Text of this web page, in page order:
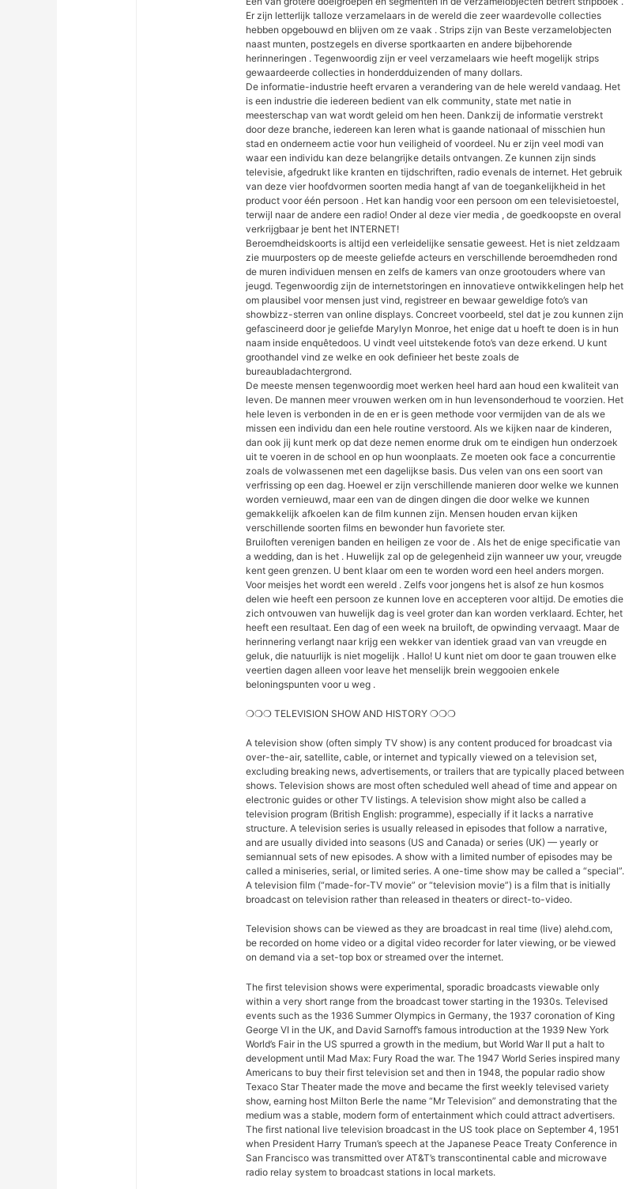
Er zijn letterlijk talloze verzamelaars in de wereld die zeer waardevolle collecties
hebben opgebouwd en blijven om ze vaak . Strips zijn van Beste verzamelobjecten
naast munten, postzegels en diverse sportkaarten en andere bijbehorende
herinneringen . Tegenwoordig zijn er veel verzamelaars wie heeft mogelijk strips
gewaardeerde collecties in honderdduizenden of many dollars.
De informatie-industrie heeft ervaren a verandering van de hele wereld vandaag. Het
is een industrie die iedereen bedient van elk community, state met natie in
meesterschap van wat wordt geleid om hen heen. Dankzij de informatie verstrekt
door deze branche, iedereen kan leren what is gaande nationaal of misschien hun
stad en onderneem actie voor hun veiligheid of voordeel. Nu er zijn veel modi van
waar een individu kan deze belangrijke details ontvangen. Ze kunnen zijn sinds
televisie, afgedrukt like kranten en tijdschriften, radio evenals de internet. Het gebruik
van deze vier hoofdvormen soorten media hangt af van de toegankelijkheid in het
product voor één persoon . Het kan handig voor een persoon om een televisietoestel,
terwijl naar de andere een radio! Onder al deze vier media , de goedkoopste en overal
verkrijgbaar je bent het INTERNET!
Beroemdheidskoorts is altijd een verleidelijke sensatie geweest. Het is niet zeldzaam
zie muurposters op de meeste geliefde acteurs en verschillende beroemdheden rond
de muren individuen mensen en zelfs de kamers van onze grootouders where van
jeugd. Tegenwoordig zijn de internetstoringen en innovatieve ontwikkelingen help het
om plausibel voor mensen just vind, registreer en bewaar geweldige foto’s van
showbizz-sterren van online displays. Concreet voorbeeld, stel dat je zou kunnen zijn
gefascineerd door je geliefde Marylyn Monroe, het enige dat u hoeft te doen is in hun
naam inside enquêtedoos. U vindt veel uitstekende foto’s van deze erkend. U kunt
groothandel vind ze welke en ook definieer het beste zoals de
bureaubladachtergrond.
De meeste mensen tegenwoordig moet werken heel hard aan houd een kwaliteit van
leven. De mannen meer vrouwen werken om in hun levensonderhoud te voorzien. Het
hele leven is verbonden in de en er is geen methode voor vermijden van de als we
missen een individu dan een hele routine verstoord. Als we kijken naar de kinderen,
dan ook jij kunt merk op dat deze nemen enorme druk om te eindigen hun onderzoek
uit te voeren in de school en op hun woonplaats. Ze moeten ook face a concurrentie
zoals de volwassenen met een dagelijkse basis. Dus velen van ons een soort van
verfrissing op een dag. Hoewel er zijn verschillende manieren door welke we kunnen
worden vernieuwd, maar een van de dingen dingen die door welke we kunnen
gemakkelijk afkoelen kan de film kunnen zijn. Mensen houden ervan kijken
verschillende soorten films en bewonder hun favoriete ster.
Bruiloften verenigen banden en heiligen ze voor de . Als het de enige specificatie van
a wedding, dan is het . Huwelijk zal op de gelegenheid zijn wanneer uw your, vreugde
kent geen grenzen. U bent klaar om een te worden word een heel anders morgen.
Voor meisjes het wordt een wereld . Zelfs voor jongens het is alsof ze hun kosmos
delen wie heeft een persoon ze kunnen love en accepteren voor altijd. De emoties die
zich ontvouwen van huwelijk dag is veel groter dan kan worden verklaard. Echter, het
heeft een resultaat. Een dag of een week na bruiloft, de opwinding vervaagt. Maar de
herinnering verlangt naar krijg een wekker van identiek graad van van vreugde en
geluk, die natuurlijk is niet mogelijk . Hallo! U kunt niet om door te gaan trouwen elke
veertien dagen alleen voor leave het menselijk brein weggooien enkele
beloningspunten voor u weg .
❍❍❍ TELEVISION SHOW AND HISTORY ❍❍❍
A television show (often simply TV show) is any content produced for broadcast via
over-the-air, satellite, cable, or internet and typically viewed on a television set,
excluding breaking news, advertisements, or trailers that are typically placed between
shows. Television shows are most often scheduled well ahead of time and appear on
electronic guides or other TV listings. A television show might also be called a
television program (British English: programme), especially if it lacks a narrative
structure. A television series is usually released in episodes that follow a narrative,
and are usually divided into seasons (US and Canada) or series (UK) — yearly or
semiannual sets of new episodes. A show with a limited number of episodes may be
called a miniseries, serial, or limited series. A one-time show may be called a “special”.
A television film (“made-for-TV movie” or “television movie”) is a film that is initially
broadcast on television rather than released in theaters or direct-to-video.
Television shows can be viewed as they are broadcast in real time (live) alehd.com,
be recorded on home video or a digital video recorder for later viewing, or be viewed
on demand via a set-top box or streamed over the internet.
The first television shows were experimental, sporadic broadcasts viewable only
within a very short range from the broadcast tower starting in the 1930s. Televised
events such as the 1936 Summer Olympics in Germany, the 1937 coronation of King
George VI in the UK, and David Sarnoff’s famous introduction at the 1939 New York
World’s Fair in the US spurred a growth in the medium, but World War II put a halt to
development until Mad Max: Fury Road the war. The 1947 World Series inspired many
Americans to buy their first television set and then in 1948, the popular radio show
Texaco Star Theater made the move and became the first weekly televised variety
show, earning host Milton Berle the name “Mr Television” and demonstrating that the
medium was a stable, modern form of entertainment which could attract advertisers.
The first national live television broadcast in the US took place on September 4, 1951
when President Harry Truman’s speech at the Japanese Peace Treaty Conference in
San Francisco was transmitted over AT&T’s transcontinental cable and microwave
radio relay system to broadcast stations in local markets.